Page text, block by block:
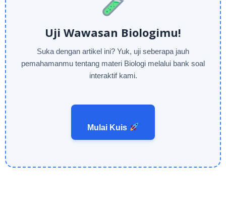
Uji Wawasan Biologimu!
Suka dengan artikel ini? Yuk, uji seberapa jauh
pemahamanmu tentang materi Biologi melalui bank soal
interaktif kami.
Mulai Kuis